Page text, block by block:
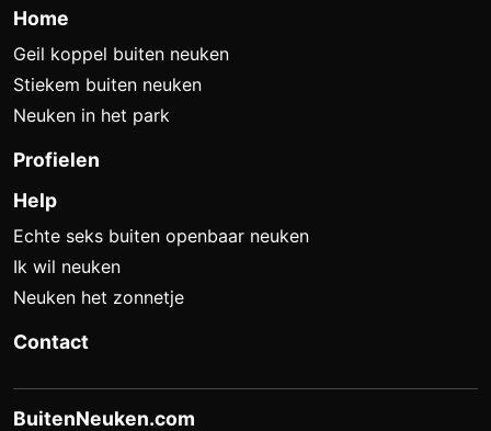
Home
Geil koppel buiten neuken
Stiekem buiten neuken
Neuken in het park
Profielen
Help
Echte seks buiten openbaar neuken
Ik wil neuken
Neuken het zonnetje
Contact
BuitenNeuken.com